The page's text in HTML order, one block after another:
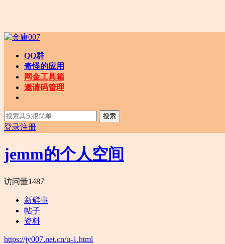
QQ群
奇怪的应用
网金工具箱
邀请码管理
搜索
登录注册
jemm的个人空间
访问量1487
新鲜事
帖子
资料
https://jy007.net.cn/u-1.html